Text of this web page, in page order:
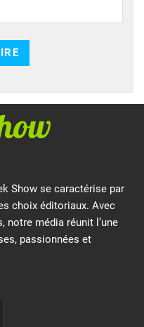
Show se caractérise par
choix éditoriaux. Avec
média réunit l’une
passionnées et